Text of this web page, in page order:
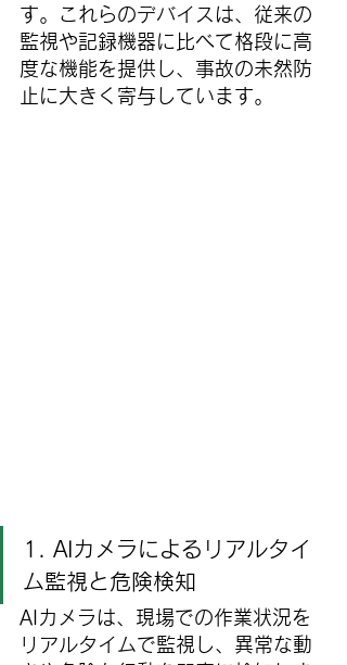
す。これらのデバイスは、従来の
監視や記録機器に比べて格段に高
度な機能を提供し、事故の未然防
止に大きく寄与しています。
1. AIカメラによるリアルタイ
ム監視と危険検知
AIカメラは、現場での作業状況を
リアルタイムで監視し、異常な動